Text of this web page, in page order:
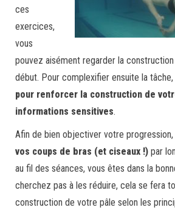
ces
exercices,
vous
pouvez aisément regarder la
début. Pour complexifier ensuite la tâche,
pour renforcer la construction de
informations sensitives.
Afin de bien objectiver votre
vos coups de bras (et ciseaux !) par
au fil des séances, vous êtes dans la
cherchez pas à les réduire, cela se fera
construction de votre pâle selon les